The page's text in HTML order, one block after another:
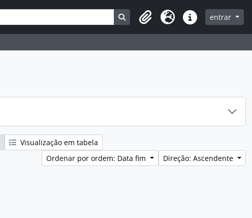
Search in browse page
Clipboard
Idioma Ligações rápidas
entrar
Visualização em tabela
Ordenar por ordem: Data fim
Direção: Ascendente